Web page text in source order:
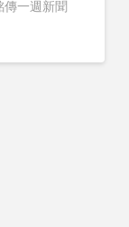
一週新聞